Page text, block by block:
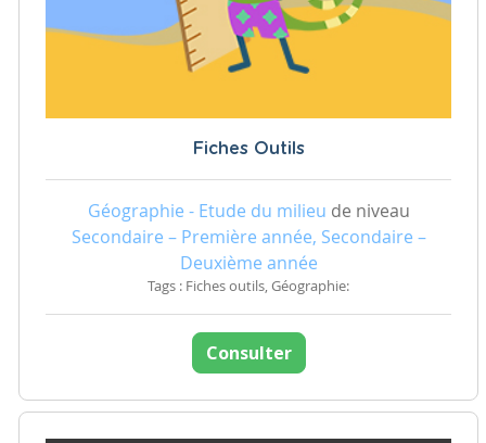
Fiches Outils
Géographie - Etude du milieu de niveau
Secondaire – Première année, Secondaire –
Deuxième année
Tags : Fiches outils, Géographie:
Consulter